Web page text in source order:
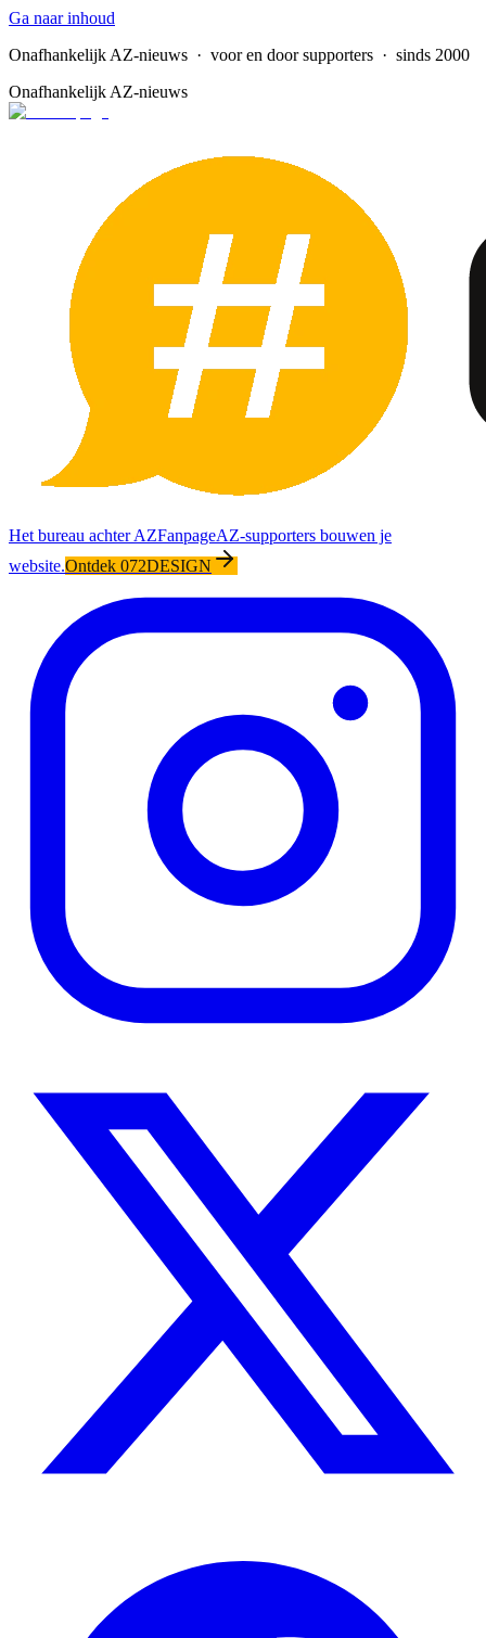
Ga naar inhoud
Onafhankelijk AZ-nieuws · voor en door supporters · sinds 2000
Onafhankelijk AZ-nieuws
Het bureau achter AZFanpageAZ-supporters bouwen je
website.Ontdek 072DESIGN